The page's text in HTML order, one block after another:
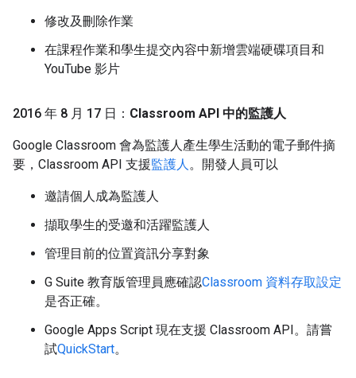
修改及刪除作業
在課程作業和學生提交內容中新增雲端硬碟項目和
YouTube 影片
2016 年 8 月 17 日： Classroom API 中的監護人
Google Classroom 會為監護人產生學生活動的電子郵件摘
要，Classroom API 支援監護人。開發人員可以
邀請個人成為監護人
擷取學生的受邀和活躍監護人
管理目前的位置資訊分享對象
G Suite 教育版管理員應確認Classroom 資料存取設定
是否正確。
Google Apps Script 現在支援 Classroom API。請嘗
試QuickStart。